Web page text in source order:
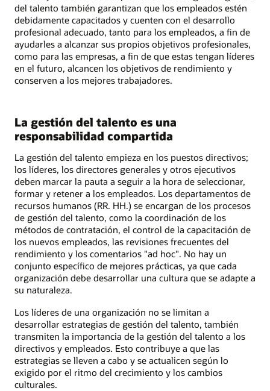
del talento también garantizan que los empleados estén
debidamente capacitados y cuenten con el desarrollo
profesional adecuado, tanto para los empleados, a fin de
ayudarles a alcanzar sus propios objetivos profesionales,
como para las empresas, a fin de que estas tengan líderes
en el futuro, alcancen los objetivos de rendimiento y
conserven a los mejores trabajadores.
La gestión del talento es una
responsabilidad compartida
La gestión del talento empieza en los puestos directivos;
los líderes, los directores generales y otros ejecutivos
deben marcar la pauta a seguir a la hora de seleccionar,
formar y retener a los empleados. Los departamentos de
recursos humanos (RR. HH.) se encargan de los procesos
de gestión del talento, como la coordinación de los
métodos de contratación, el control de la capacitación de
los nuevos empleados, las revisiones frecuentes del
rendimiento y los comentarios "ad hoc". No hay un
conjunto específico de mejores prácticas, ya que cada
organización debe desarrollar una cultura que se adapte a
su naturaleza.
Los líderes de una organización no se limitan a
desarrollar estrategias de gestión del talento, también
transmiten la importancia de la gestión del talento a los
directivos y empleados. Esto contribuye a que las
estrategias se lleven a cabo y se actualicen según lo
exigido por el ritmo del crecimiento y los cambios
culturales.